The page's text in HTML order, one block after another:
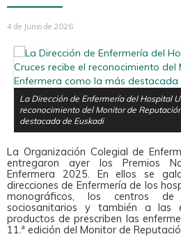
4 de Junio de 2026
La Dirección de Enfermería del Hospital
reconocimiento del Monitor de
destacada de Euskadi
La Organización Colegial de
entregaron ayer los Premios
Enfermera 2025. En ellos se
direcciones de Enfermería de los
monográficos, los centros
sociosanitarios y también a las
productos de prescriben las
11.ª edición del Monitor de